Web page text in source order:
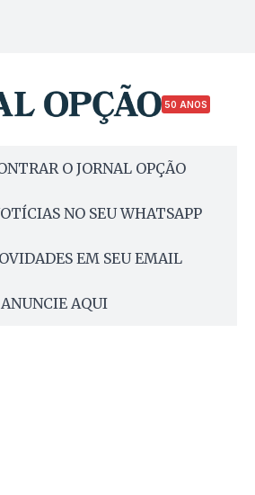
50 ANOS
O JORNAL OPÇÃO
NO SEU WHATSAPP
EM SEU EMAIL
ANUNCIE AQUI